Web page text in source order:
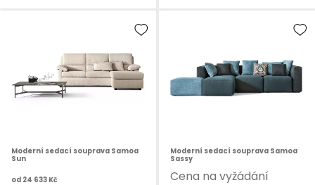
Moderní sedací souprava Samoa
Sun
od 24 633 Kč
Moderní sedací souprava Samoa
Sassy
Cena na vyžádání